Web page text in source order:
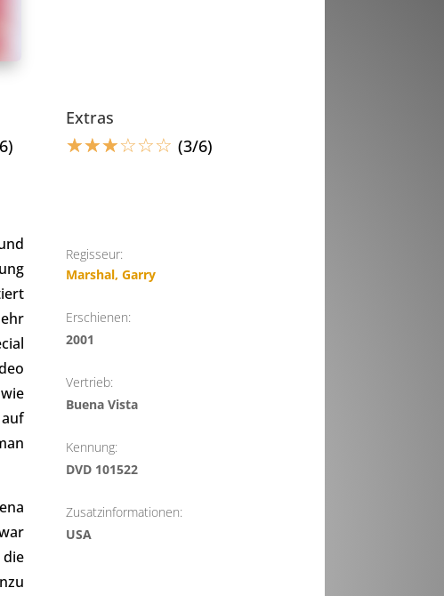
Extras
☆☆☆☆☆☆ (3/6)
Regisseur:
Marshal, Garry
Erschienen:
2001
Vertrieb:
Buena Vista
Kennung:
DVD 101522
Zusatzinformationen:
USA